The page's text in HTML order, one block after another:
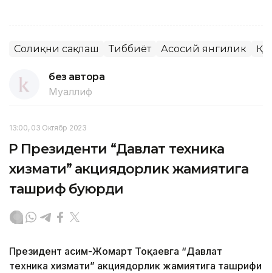
Соғлиқни сақлаш Тиббиёт Асосий янгилик ҚР
без автора
Муаллиф
13:00, 03 Октябр 2023
ҚР Президенти “Давлат техника
хизмати” акциядорлик жамиятига
ташриф буюрди
Президент Қасим-Жомарт Тоқаевга “Давлат
техника хизмати” акциядорлик жамиятига ташрифи